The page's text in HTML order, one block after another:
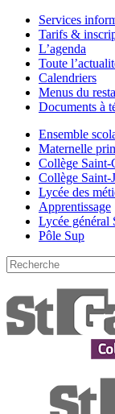
Services
Tarifs &
L’agenda
Toute
Calendriers
Menus du
Documents à
Ensemble
Maternelle
Collège Saint-
Collège Saint-
Lycée des
Apprentissage
Lycée général
Pôle Sup